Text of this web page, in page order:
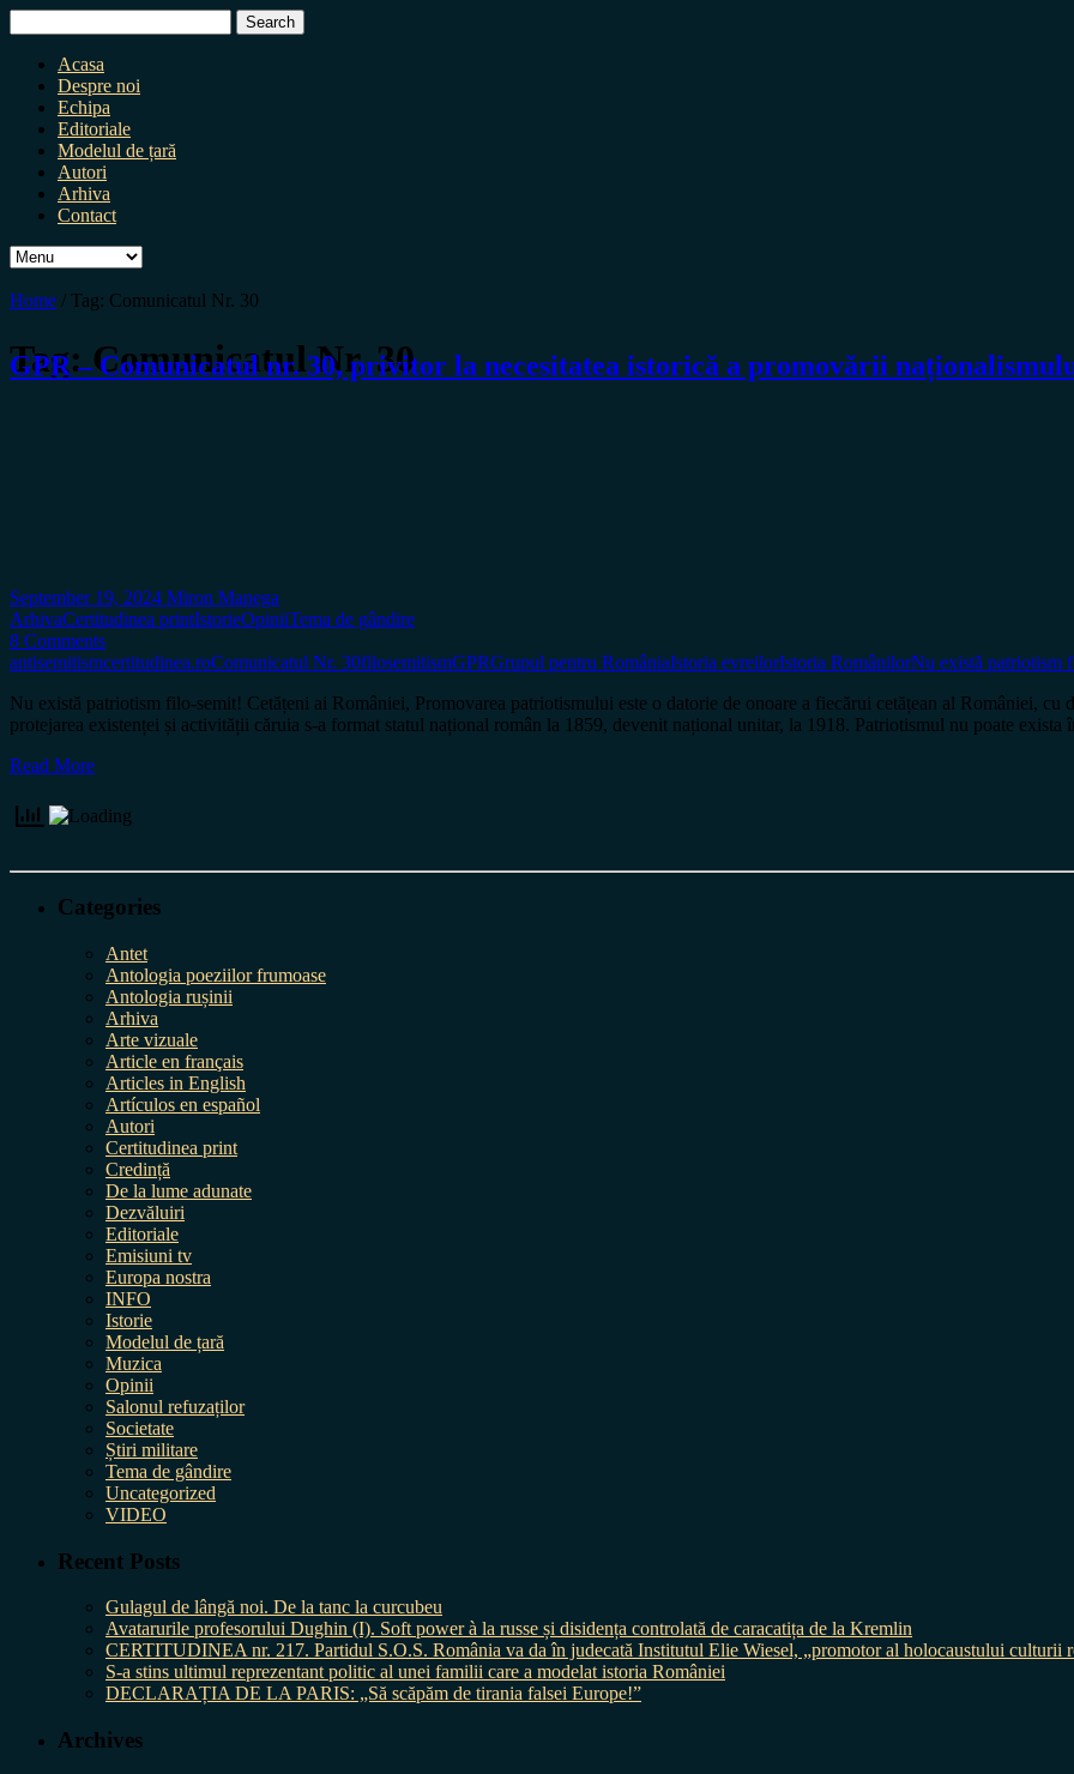
for:
Acasa
Despre noi
Echipa
Editoriale
Modelul de țară
Autori
Arhiva
Contact
Home / Tag: Comunicatul Nr. 30
Tag:Comunicatul Nr. 30
GPR – Comunicatul nr. 30, privitor la necesitatea istorică a promovării
September 19, 2024 Miron Manega
ArhivaCertitudinea printIstorieOpiniiTema de gândire
8 Comments
antisemitismcertitudinea.roComunicatul Nr. 30filosemitismGPRGrupul pentru RomâniaIstoria evreilorIstoria RomânilorNu există patriotism
Nu există patriotism filo-semit! Cetățeni ai României, Promovarea patriotismului este o datorie de onoare a fiecărui cetățean al României,
protejarea existenței și activității căruia s-a format statul național român la 1859, devenit național unitar, la 1918. Patriotismul nu poate
Read More
Categories
Antet
Antologia poeziilor frumoase
Antologia rușinii
Arhiva
Arte vizuale
Article en français
Articles in English
Artículos en español
Autori
Certitudinea print
Credință
De la lume adunate
Dezvăluiri
Editoriale
Emisiuni tv
Europa nostra
INFO
Istorie
Modelul de țară
Muzica
Opinii
Salonul refuzaților
Societate
Știri militare
Tema de gândire
Uncategorized
VIDEO
Recent Posts
Gulagul de lângă noi. De la tanc la curcubeu
Avatarurile profesorului Dughin (I). Soft power à la russe și disidența controlată de caracatița de la Kremlin
CERTITUDINEA nr. 217. Partidul S.O.S. România va da în judecată Institutul Elie Wiesel, „promotor al holocaustului culturii
S-a stins ultimul reprezentant politic al unei familii care a modelat istoria României
DECLARAȚIA DE LA PARIS: „Să scăpăm de tirania falsei Europe!”
Archives